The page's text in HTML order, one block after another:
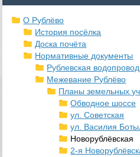
О Рублёво
История посёлка
Доска почёта
Нормативные документы
Рублевская
Межевание Рублёво
Планы земельных
Обводное шоссе
ул. Советская
ул. Василия
Новорублёвская
2-я